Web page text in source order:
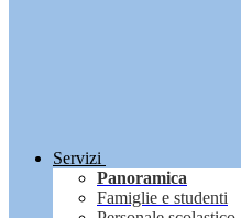
Servizi
Panoramica
Famiglie e studenti